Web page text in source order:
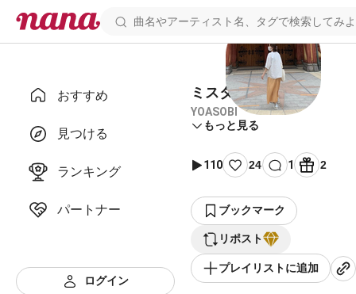
おすすめ
見つける
ランキング
パートナー
ログイン
ミスター
YOASOBI
もっと見る
110 24 1 2
ブックマーク
リポスト
プレイリストに追加